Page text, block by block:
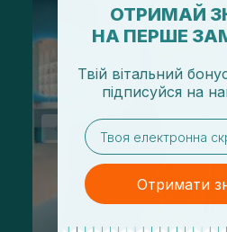
ОТРИМАЙ
НА ПЕРШЕ
Твій вітальний
підписуйся на
email
Отримати